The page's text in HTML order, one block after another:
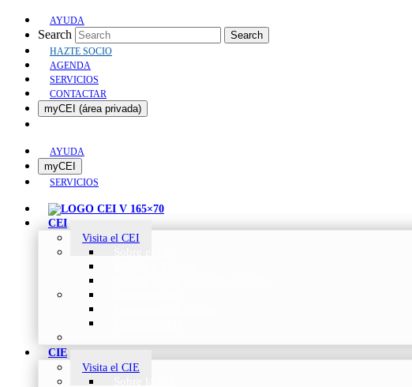
AYUDA
Search Search
HAZTE SOCIO
AGENDA
SERVICIOS
CONTACTAR
myCEI (área privada)
AYUDA
myCEI
SERVICIOS
CEI
Visita el CEI
CIE
Visita el CIE